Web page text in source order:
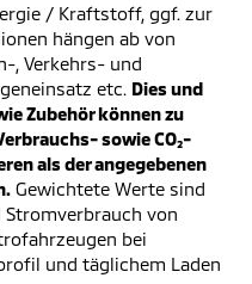
/ Kraftstoff, ggf. zur
hängen ab von
, Verkehrs- und
etc. Dies und
Zubehör können zu
sowie CO₂-
als der angegebenen
Gewichtete Werte sind
von
bei
und täglichem Laden